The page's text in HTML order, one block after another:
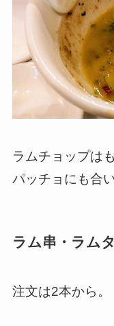
ラムチョップは
パッチョにも合
ラム串・ラム
注文は2本から。